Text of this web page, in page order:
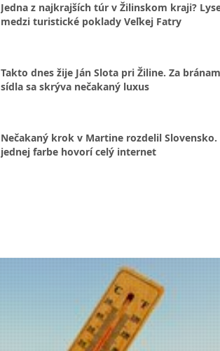
Jedna z najkrajších túr v Žilinskom kraji?
medzi turistické poklady Veľkej Fatry
Takto dnes žije Ján Slota pri Žiline. Za
sídla sa skrýva nečakaný luxus
Nečakaný krok v Martine rozdelil Slovensko.
jednej farbe hovorí celý internet